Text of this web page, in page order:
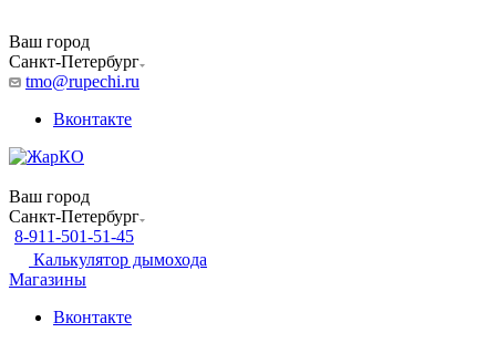
Ваш город
Санкт-Петербург
tmo@rupechi.ru
Вконтакте
Ваш город
Санкт-Петербург
8-911-501-51-45
Калькулятор дымохода
Магазины
Вконтакте